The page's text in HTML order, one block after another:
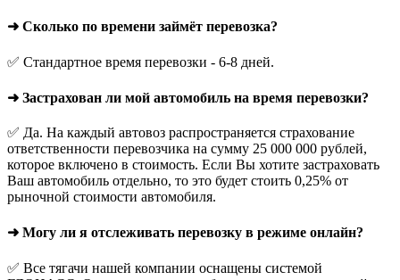
➜ Сколько по времени займёт перевозка?
✅ Стандартное время перевозки - 6-8 дней.
➜ Застрахован ли мой автомобиль на время перевозки?
✅ Да. На каждый автовоз распространяется страхование
ответственности перевозчика на сумму 25 000 000 рублей,
которое включено в стоимость. Если Вы хотите застраховать
Ваш автомобиль отдельно, то это будет стоить 0,25% от
рыночной стоимости автомобиля.
➜ Могу ли я отслеживать перевозку в режиме онлайн?
✅ Все тягачи нашей компании оснащены системой